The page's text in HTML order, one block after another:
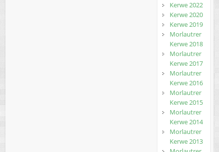
Kerwe 2022
Kerwe 2020
Kerwe 2019
Morlautrer
Kerwe 2018
Morlautrer
Kerwe 2017
Morlautrer
Kerwe 2016
Morlautrer
Kerwe 2015
Morlautrer
Kerwe 2014
Morlautrer
Kerwe 2013